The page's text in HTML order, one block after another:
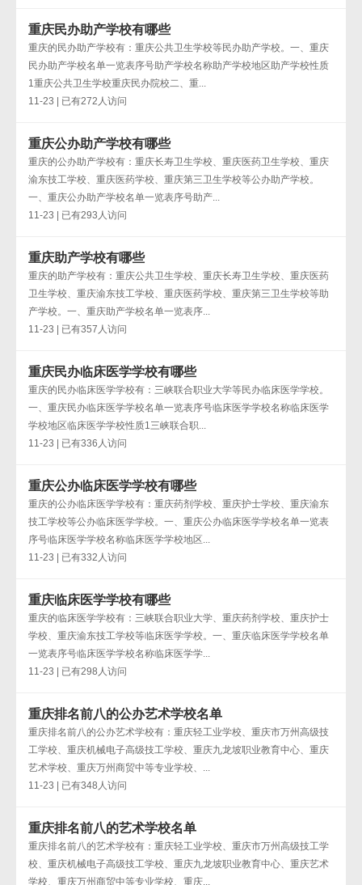
重庆民办助产学校有哪些
重庆的民办助产学校有：重庆公共卫生学校等民办助产学校。一、重庆
民办助产学校名单一览表序号助产学校名称助产学校地区助产学校性质
1重庆公共卫生学校重庆民办院校二、重...
11-23 | 已有272人访问
重庆公办助产学校有哪些
重庆的公办助产学校有：重庆长寿卫生学校、重庆医药卫生学校、重庆
渝东技工学校、重庆医药学校、重庆第三卫生学校等公办助产学校。
一、重庆公办助产学校名单一览表序号助产...
11-23 | 已有293人访问
重庆助产学校有哪些
重庆的助产学校有：重庆公共卫生学校、重庆长寿卫生学校、重庆医药
卫生学校、重庆渝东技工学校、重庆医药学校、重庆第三卫生学校等助
产学校。一、重庆助产学校名单一览表序...
11-23 | 已有357人访问
重庆民办临床医学学校有哪些
重庆的民办临床医学学校有：三峡联合职业大学等民办临床医学学校。
一、重庆民办临床医学学校名单一览表序号临床医学学校名称临床医学
学校地区临床医学学校性质1三峡联合职...
11-23 | 已有336人访问
重庆公办临床医学学校有哪些
重庆的公办临床医学学校有：重庆药剂学校、重庆护士学校、重庆渝东
技工学校等公办临床医学学校。一、重庆公办临床医学学校名单一览表
序号临床医学学校名称临床医学学校地区...
11-23 | 已有332人访问
重庆临床医学学校有哪些
重庆的临床医学学校有：三峡联合职业大学、重庆药剂学校、重庆护士
学校、重庆渝东技工学校等临床医学学校。一、重庆临床医学学校名单
一览表序号临床医学学校名称临床医学学...
11-23 | 已有298人访问
重庆排名前八的公办艺术学校名单
重庆排名前八的公办艺术学校有：重庆轻工业学校、重庆市万州高级技
工学校、重庆机械电子高级技工学校、重庆九龙坡职业教育中心、重庆
艺术学校、重庆万州商贸中等专业学校、...
11-23 | 已有348人访问
重庆排名前八的艺术学校名单
重庆排名前八的艺术学校有：重庆轻工业学校、重庆市万州高级技工学
校、重庆机械电子高级技工学校、重庆九龙坡职业教育中心、重庆艺术
学校、重庆万州商贸中等专业学校、重庆...